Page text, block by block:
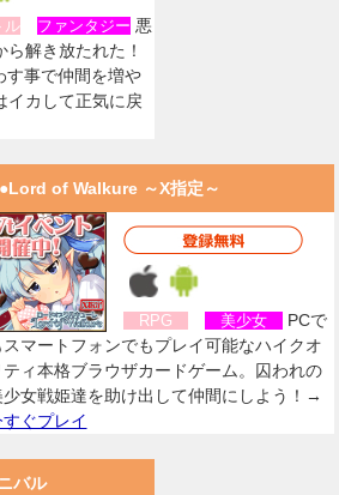
ル ファンタジー 悪
解き放たれた！
す事で仲間を増や
イカして正気に戻
●Lord of Walkure ～X指定～
RPG 美少女
PCで
スマートフォンでもプレイ可能なハイクオ
ティ本格ブラウザカードゲーム。囚われの
少女戦姫達を助け出して仲間にしよう！→
すぐプレイ
バル